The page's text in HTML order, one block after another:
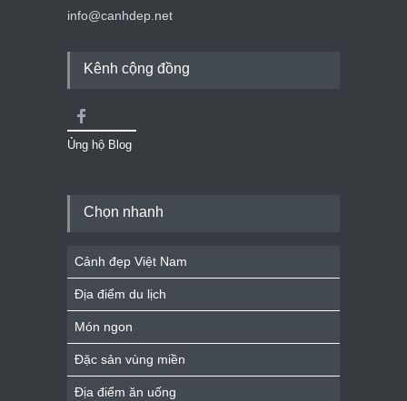
info@canhdep.net
Kênh cộng đồng
Ủng hộ Blog
Chọn nhanh
Cảnh đẹp Việt Nam
Địa điểm du lịch
Món ngon
Đặc sản vùng miền
Địa điểm ăn uống